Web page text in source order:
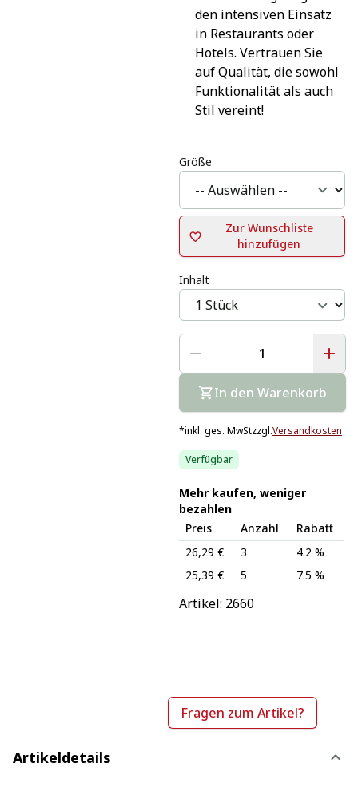
den intensiven Einsatz
in Restaurants oder
Hotels. Vertrauen Sie
auf Qualität, die sowohl
Funktionalität als auch
Stil vereint!
Größe
Zur Wunschliste
hinzufügen
Inhalt
In den Warenkorb
*inkl. ges. MwStzzgl.Versandkosten
Verfügbar
Mehr kaufen, weniger
bezahlen
Preis
Anzahl
Rabatt
26,29 €
3
4.2 %
25,39 €
5 7.5 %
Artikel: 2660
Fragen zum Artikel?
Artikeldetails